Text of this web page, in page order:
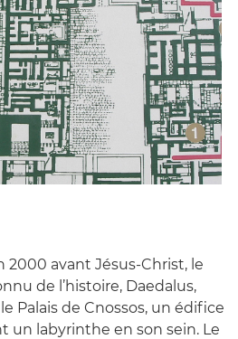
2000 avant Jésus-Christ, le
de l’histoire, Daedalus,
Palais de Cnossos, un édifice
un labyrinthe en son sein. Le